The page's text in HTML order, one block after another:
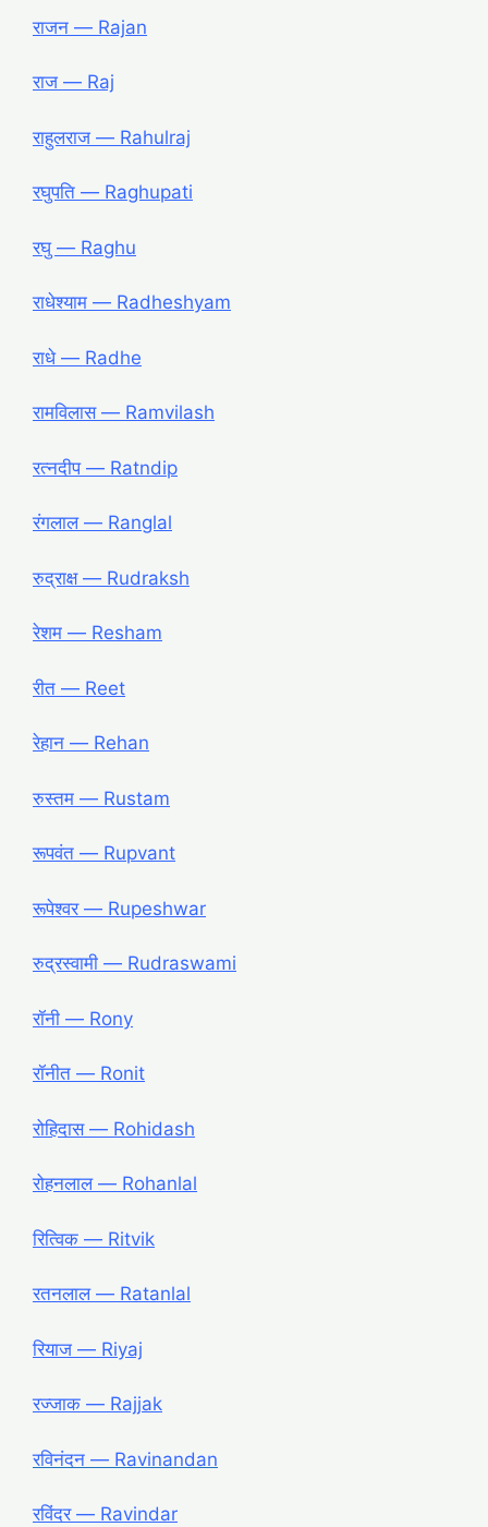
राजन ― Rajan
राज ― Raj
राहुलराज ― Rahulraj
रघुपति ― Raghupati
रघु ― Raghu
राधेश्याम ― Radheshyam
राधे ― Radhe
रामविलास ― Ramvilash
रत्नदीप ― Ratndip
रंगलाल ― Ranglal
रुद्राक्ष ― Rudraksh
रेशम ― Resham
रीत ― Reet
रेहान ― Rehan
रुस्तम ― Rustam
रूपवंत ― Rupvant
रूपेश्वर ― Rupeshwar
रुद्रस्वामी ― Rudraswami
रॉनी ― Rony
रॉनीत ― Ronit
रोहिदास ― Rohidash
रोहनलाल ― Rohanlal
रित्विक ― Ritvik
रतनलाल ― Ratanlal
रियाज ― Riyaj
रज्जाक ― Rajjak
रविनंदन ― Ravinandan
रविंदर ― Ravindar